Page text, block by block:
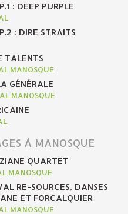
: DEEP PURPLE
: DIRE STRAITS
TALENTS
MANOSQUE
GÉNÉRALE
MANOSQUE
À MANOSQUE
QUARTET
MANOSQUE
RE-SOURCES, DANSES
ET FORCALQUIER
MANOSQUE